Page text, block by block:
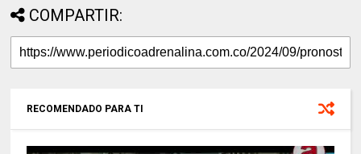
COMPARTIR:
RECOMENDADO PARA TI